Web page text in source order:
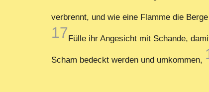
verbrennt, und wie eine Flamme die
17Fülle ihr Angesicht mit Schande,
Scham bedeckt werden und umkommen,